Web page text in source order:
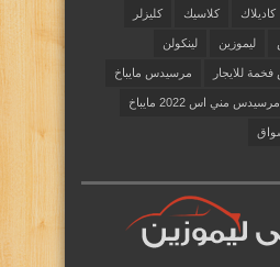
كاديلاك كلاسيك كليزلر
ليموزين لينكولن
للايجار مرسيدس مايباخ
مرسيدس مني اس 2022 مايباخ